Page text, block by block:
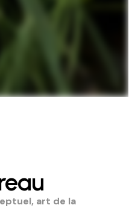
, art de la